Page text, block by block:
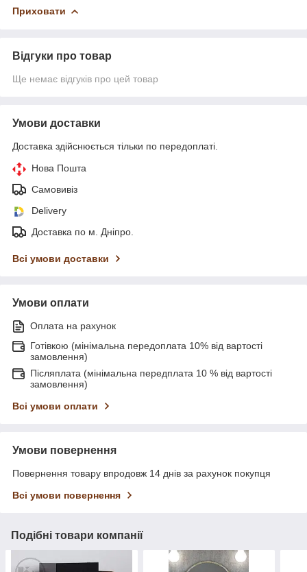
Приховати
Відгуки про товар
Ще немає відгуків про цей товар
Умови доставки
Доставка здійснюється тільки по передоплаті.
Нова Пошта
Самовивіз
Delivery
Доставка по м. Дніпро.
Всі умови доставки
Умови оплати
Оплата на рахунок
Готівкою (мінімальна передоплата 10% від вартості
замовлення)
Післяплата (мінімальна передплата 10 % від вартості
замовлення)
Всі умови оплати
Умови повернення
Повернення товару впродовж 14 днів за рахунок покупця
Всі умови повернення
Подібні товари компанії